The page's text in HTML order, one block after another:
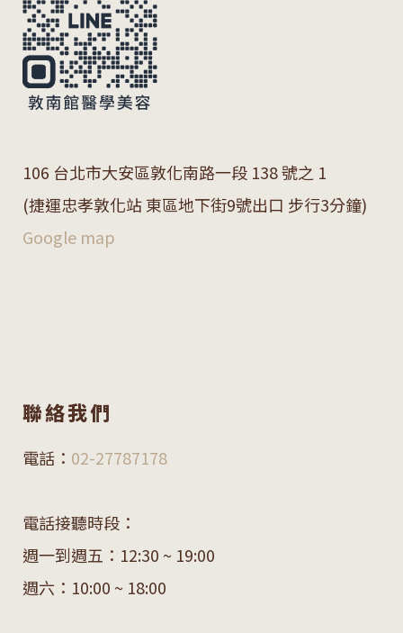
106 台北市大安區敦化南路一段 138 號之 1
(捷運忠孝敦化站 東區地下街9號出口 步行3分鐘)
Google map
聯絡我們
電話： 02-27787178
電話接聽時段：
週一到週五：12:30 ~ 19:00
週六：10:00 ~ 18:00